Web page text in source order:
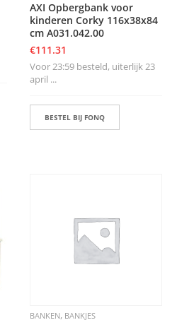
AXI Opbergbank voor
kinderen Corky 116x38x84
cm A031.042.00
€111.31
Voor 23:59 besteld, uiterlijk 23
april ...
BESTEL BIJ FONQ
BANKEN, BANKJES